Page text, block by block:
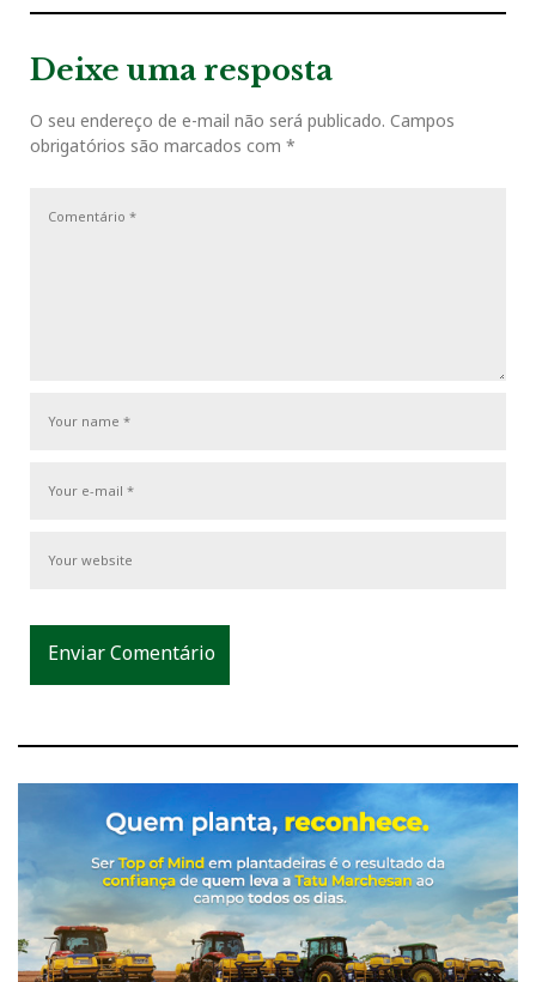
e
P
o
s
t
Deixe uma resposta
O seu endereço de e-mail não será publicado. Campos
obrigatórios são marcados com *